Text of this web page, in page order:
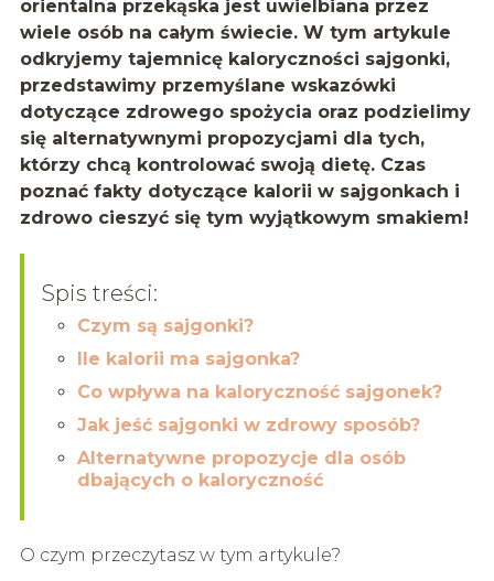
orientalna przekąska jest uwielbiana przez
wiele osób na całym świecie. W tym artykule
odkryjemy tajemnicę kaloryczności sajgonki,
przedstawimy przemyślane wskazówki
dotyczące zdrowego spożycia oraz podzielimy
się alternatywnymi propozycjami dla tych,
którzy chcą kontrolować swoją dietę. Czas
poznać fakty dotyczące kalorii w sajgonkach i
zdrowo cieszyć się tym wyjątkowym smakiem!
Spis treści:
Czym są sajgonki?
Ile kalorii ma sajgonka?
Co wpływa na kaloryczność sajgonek?
Jak jeść sajgonki w zdrowy sposób?
Alternatywne propozycje dla osób
dbających o kaloryczność
O czym przeczytasz w tym artykule?